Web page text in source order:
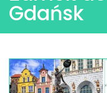
Gdańsk